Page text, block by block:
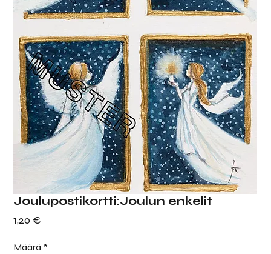
Joulupostikortti:Joulun enkelit
1,20 €
Määrä *